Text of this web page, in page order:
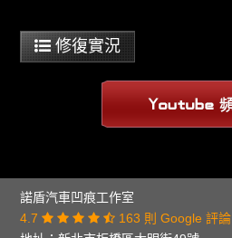
修復實況
諾盾汽車凹痕工作室
4.7
163 則 Google 評論